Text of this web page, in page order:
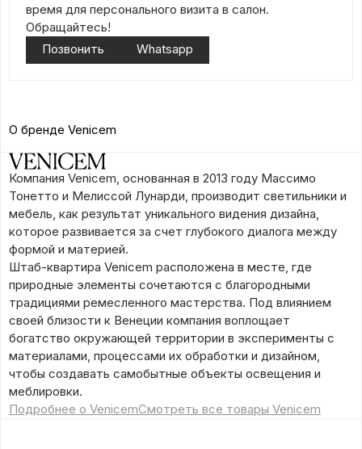
время для персонального визита в салон.
Обращайтесь!
Позвонить
Whatsapp
О бренде Venicem
Компания Venicem, основанная в 2013 году Массимо
Тонетто и Мелиссой Лунарди, производит светильники и
мебель, как результат уникального видения дизайна,
которое развивается за счет глубокого диалога между
формой и материей.
Штаб-квартира Venicem расположена в месте, где
природные элементы сочетаются с благородными
традициями ремесленного мастерства. Под влиянием
своей близости к Венеции компания воплощает
богатство окружающей территории в эксперименты с
материалами, процессами их обработки и дизайном,
чтобы создавать самобытные объекты освещения и
меблировки.
Подробнее о VenicemСмотреть все товары Venicem